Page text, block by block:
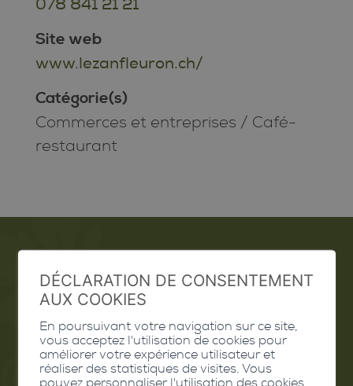
078 841 21 21
Site web
www.lezanfleuron.ch/
Catégorie(s)
Commerces et entreprises / Café-
restaurant
Emploi
Extranet
DÉCLARATION DE CONSENTEMENT
AUX COOKIES
En poursuivant votre navigation sur ce site,
vous acceptez l'utilisation de cookies pour
améliorer votre expérience utilisateur et
réaliser des statistiques de visites. Vous